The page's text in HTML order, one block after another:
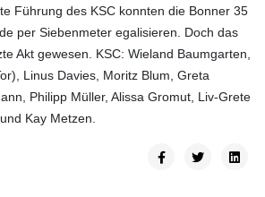
Führung des KSC konnten die Bonner 35
per Siebenmeter egalisieren. Doch das
Akt gewesen. KSC: Wieland Baumgarten,
Linus Davies, Moritz Blum, Greta
Philipp Müller, Alissa Gromut, Liv-Grete
Kay Metzen.